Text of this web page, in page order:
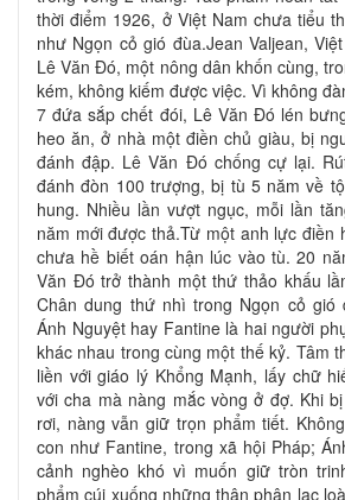
thời điểm 1926, ở Việt Nam chưa tiểu
như Ngọn cỏ gió đùa.Jean Valjean,
Lê Văn Đó, một nông dân khốn cùng,
kém, không kiếm được việc. Vì không
7 đứa sắp chết đói, Lê Văn Đó lén
heo ăn, ở nhà một điền chủ giàu, bị
đánh đập. Lê Văn Đó chống cự lại.
đánh đòn 100 trượng, bị tù 5 năm về
hung. Nhiều lần vượt ngục, mỗi lần
năm mới được thả.Từ một anh lực điền
chưa hề biết oán hận lúc vào tù. 20
Văn Đó trở thành một thứ thảo khấu
Chân dung thứ nhì trong Ngọn cỏ gió
Ánh Nguyệt hay Fantine là hai người
khác nhau trong cùng một thế kỷ. Tâm
liền với giáo lý Khổng Mạnh, lấy chữ
với cha mà nàng mắc vòng ở đợ. Khi
rơi, nàng vẫn giữ trọn phẩm tiết.
con như Fantine, trong xã hội Pháp;
cảnh nghèo khó vì muốn giữ tròn
phẩm cúi xuống những thân phận lạc